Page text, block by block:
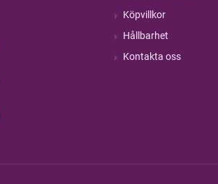
Köpvillkor
Hållbarhet
Kontakta oss